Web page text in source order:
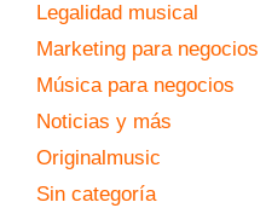
Legalidad musical
Marketing para negocios
Música para negocios
Noticias y más
Originalmusic
Sin categoría